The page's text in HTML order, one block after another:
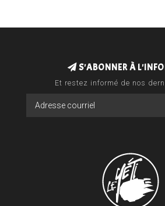
S'ABONNER À
Et restez informé de nos